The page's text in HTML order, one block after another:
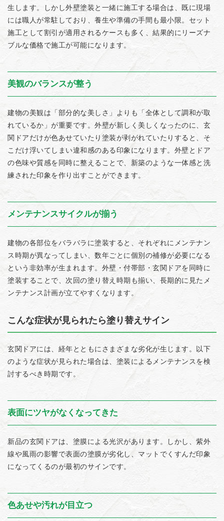
生します。しかし外壁塗装と一緒に施工する場合は、既に現場
には職人が常駐しており、養生や準備の手間も最小限。セット
施工として割引が適用されるケースも多く、結果的にリーズナ
ブルな価格で施工が可能になります。
美観のバランスが整う
建物の美観は「部分的な美しさ」よりも「全体として調和が取
れているか」が重要です。外壁が新しく美しくなったのに、玄
関ドアだけが色あせていたり塗装が剥がれていたりすると、そ
こだけ浮いてしまい違和感のある印象になります。外壁とドア
の色味や質感を同時に整えることで、新築のような一体感と洗
練された印象を作り出すことができます。
メンテナンスサイクルが揃う
建物の各部位をバラバラに塗装すると、それぞれにメンテナン
ス時期が異なってしまい、数年ごとに個別の補修が必要になる
という非効率が生まれます。外壁・付帯部・玄関ドアを同時に
塗装することで、次回の塗り替え時期も揃い、長期的に見たメ
ンテナンス計画が立てやすくなります。
こんな症状が見られたら塗り替えサイン
玄関ドアには、経年とともにさまざまな劣化が生じます。以下
のような症状が見られた場合は、塗装によるメンテナンスを検
討するべき時期です。
表面にツヤがなくなってきた
新品の玄関ドアは、塗膜による光沢があります。しかし、紫外
線や風雨の影響で表面の塗膜が劣化し、マットでくすんだ印象
になってくるのが最初のサインです。
色あせや汚れが目立つ